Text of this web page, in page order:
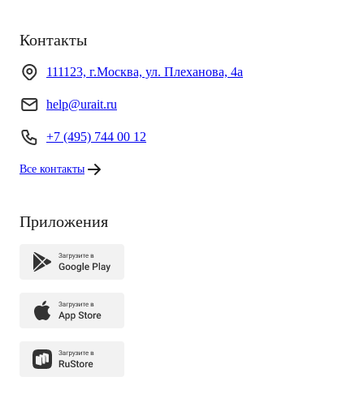
Контакты
111123, г.Москва, ул. Плеханова, 4а
help@urait.ru
+7 (495) 744 00 12
Все контакты
Приложения